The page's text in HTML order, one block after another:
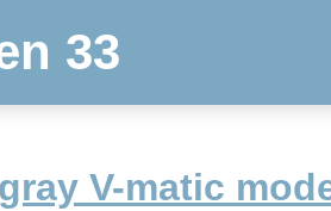
33
V-matic